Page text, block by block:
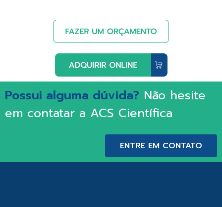
Possui alguma dúvida? Não hesite
em contatar a ACS Científica
ENTRE EM CONTATO